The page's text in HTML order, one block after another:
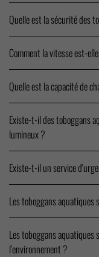
Quelle est la sécurité des
Comment la vitesse est-
Quelle est la capacité de
Existe-t-il des toboggans
lumineux ?
Existe-t-il un service
Les toboggans
Les toboggans
l'environnement ?